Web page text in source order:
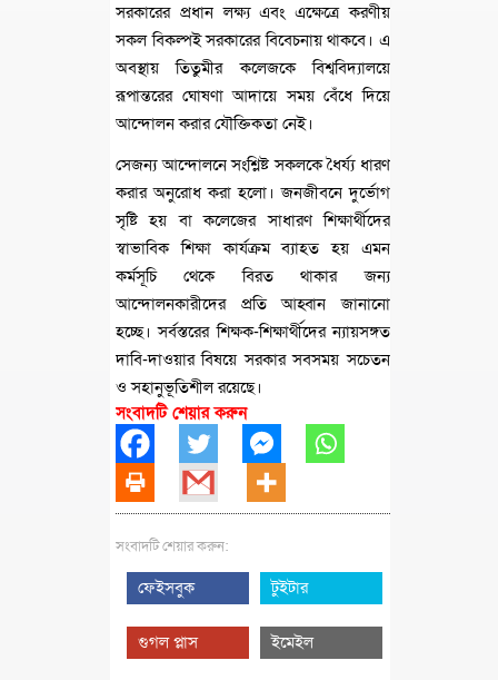
সরকারের প্রধান লক্ষ্য এবং এক্ষেত্রে করণীয়
সকল বিকল্পই সরকারের বিবেচনায় থাকবে। এ
অবস্থায় তিতুমীর কলেজকে বিশ্ববিদ্যালয়ে
রূপান্তরের ঘোষণা আদায়ে সময় বেঁধে দিয়ে
আন্দোলন করার যৌক্তিকতা নেই।
সেজন্য আন্দোলনে সংশ্লিষ্ট সকলকে ধৈর্য্য ধারণ
করার অনুরোধ করা হলো। জনজীবনে দুর্ভোগ
সৃষ্টি হয় বা কলেজের সাধারণ শিক্ষার্থীদের
স্বাভাবিক শিক্ষা কার্যক্রম ব্যাহত হয় এমন
কর্মসূচি থেকে বিরত থাকার জন্য
আন্দোলনকারীদের প্রতি আহ্বান জানানো
হচ্ছে। সর্বস্তরের শিক্ষক-শিক্ষার্থীদের ন্যায়সঙ্গত
দাবি-দাওয়ার বিষয়ে সরকার সবসময় সচেতন
ও সহানুভূতিশীল রয়েছে।
সংবাদটি শেয়ার করুন
সংবাদটি শেয়ার করুন:
ফেইসবুক টুইটার
গুগল প্লাস ইমেইল